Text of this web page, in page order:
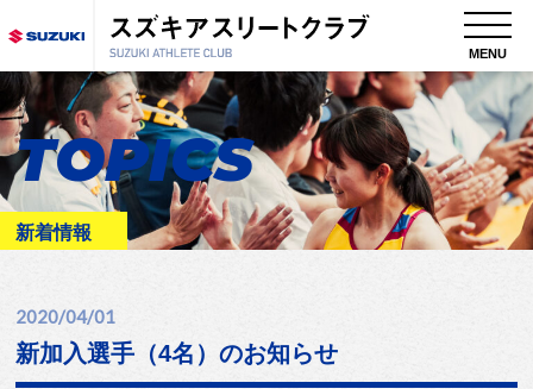
MENU
TOPICS
新着情報
2020/04/01
新加入選手（4名）のお知らせ